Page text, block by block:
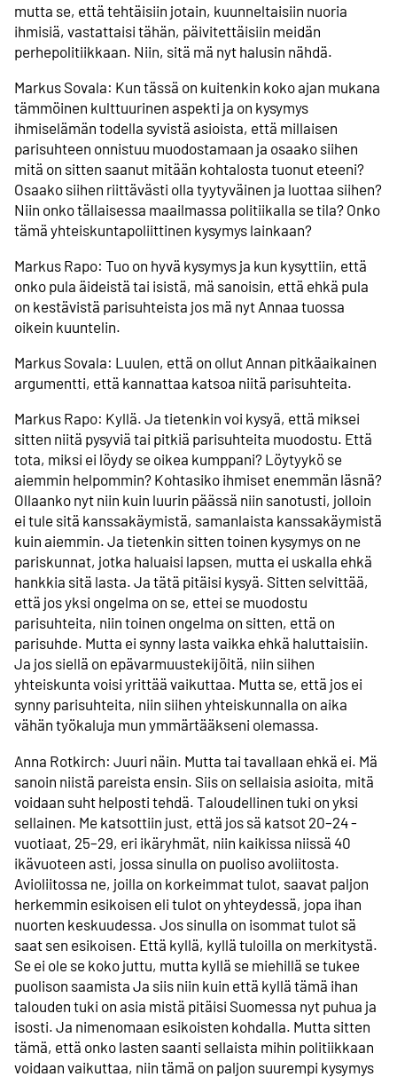
mutta se, että tehtäisiin jotain, kuunneltaisiin nuoria
ihmisiä, vastattaisi tähän, päivitettäisiin meidän
perhepolitiikkaan. Niin, sitä mä nyt halusin nähdä.
Markus Sovala: Kun tässä on kuitenkin koko ajan mukana
tämmöinen kulttuurinen aspekti ja on kysymys
ihmiselämän todella syvistä asioista, että millaisen
parisuhteen onnistuu muodostamaan ja osaako siihen
mitä on sitten saanut mitään kohtalosta tuonut eteeni?
Osaako siihen riittävästi olla tyytyväinen ja luottaa siihen?
Niin onko tällaisessa maailmassa politiikalla se tila? Onko
tämä yhteiskuntapoliittinen kysymys lainkaan?
Markus Rapo: Tuo on hyvä kysymys ja kun kysyttiin, että
onko pula äideistä tai isistä, mä sanoisin, että ehkä pula
on kestävistä parisuhteista jos mä nyt Annaa tuossa
oikein kuuntelin.
Markus Sovala: Luulen, että on ollut Annan pitkäaikainen
argumentti, että kannattaa katsoa niitä parisuhteita.
Markus Rapo: Kyllä. Ja tietenkin voi kysyä, että miksei
sitten niitä pysyviä tai pitkiä parisuhteita muodostu. Että
tota, miksi ei löydy se oikea kumppani? Löytyykö se
aiemmin helpommin? Kohtasiko ihmiset enemmän läsnä?
Ollaanko nyt niin kuin luurin päässä niin sanotusti, jolloin
ei tule sitä kanssakäymistä, samanlaista kanssakäymistä
kuin aiemmin. Ja tietenkin sitten toinen kysymys on ne
pariskunnat, jotka haluaisi lapsen, mutta ei uskalla ehkä
hankkia sitä lasta. Ja tätä pitäisi kysyä. Sitten selvittää,
että jos yksi ongelma on se, ettei se muodostu
parisuhteita, niin toinen ongelma on sitten, että on
parisuhde. Mutta ei synny lasta vaikka ehkä haluttaisiin.
Ja jos siellä on epävarmuustekijöitä, niin siihen
yhteiskunta voisi yrittää vaikuttaa. Mutta se, että jos ei
synny parisuhteita, niin siihen yhteiskunnalla on aika
vähän työkaluja mun ymmärtääkseni olemassa.
Anna Rotkirch: Juuri näin. Mutta tai tavallaan ehkä ei. Mä
sanoin niistä pareista ensin. Siis on sellaisia asioita, mitä
voidaan suht helposti tehdä. Taloudellinen tuki on yksi
sellainen. Me katsottiin just, että jos sä katsot 20–24 -
vuotiaat, 25–29, eri ikäryhmät, niin kaikissa niissä 40
ikävuoteen asti, jossa sinulla on puoliso avoliitosta.
Avioliitossa ne, joilla on korkeimmat tulot, saavat paljon
herkemmin esikoisen eli tulot on yhteydessä, jopa ihan
nuorten keskuudessa. Jos sinulla on isommat tulot sä
saat sen esikoisen. Että kyllä, kyllä tuloilla on merkitystä.
Se ei ole se koko juttu, mutta kyllä se miehillä se tukee
puolison saamista Ja siis niin kuin että kyllä tämä ihan
talouden tuki on asia mistä pitäisi Suomessa nyt puhua ja
isosti. Ja nimenomaan esikoisten kohdalla. Mutta sitten
tämä, että onko lasten saanti sellaista mihin politiikkaan
voidaan vaikuttaa, niin tämä on paljon suurempi kysymys